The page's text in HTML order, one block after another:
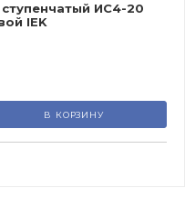
ИС4-20
IEK
В КОРЗИНУ